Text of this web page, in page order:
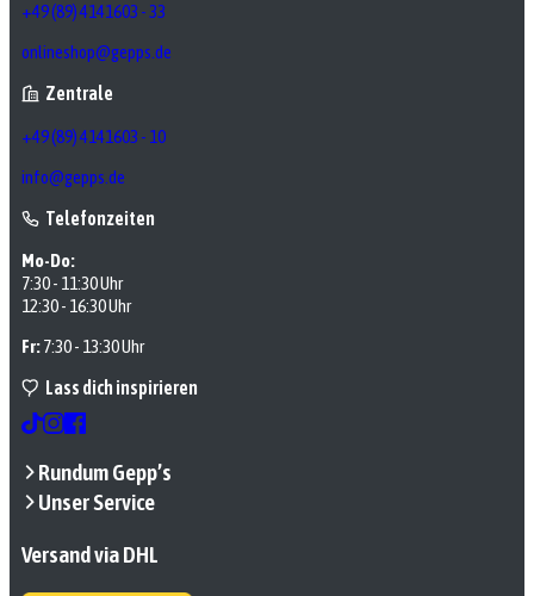
+49 (89) 4141603 - 33
onlineshop@gepps.de
Zentrale
+49 (89) 4141603 - 10
info@gepps.de
Telefonzeiten
Mo-Do:
7:30 - 11:30 Uhr
12:30 - 16:30 Uhr
Fr:7:30 - 13:30 Uhr
Lass dich inspirieren
Rundum Gepp’s
Unser Service
Versand via DHL